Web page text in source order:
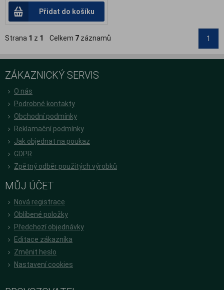
Přidat do košíku
Strana 1 z 1 Celkem 7 záznamů 1
ZÁKAZNICKÝ SERVIS
O nás
Podrobné kontakty
Obchodní podmínky
Reklamační podmínky
Jak objednat na poukaz
GDPR
Zpětný odběr použitých výrobků
MŮJ ÚČET
Nová registrace
Oblíbené položky
Předchozí objednávky
Editace zákazníka
Změnit heslo
Nastavení cookies